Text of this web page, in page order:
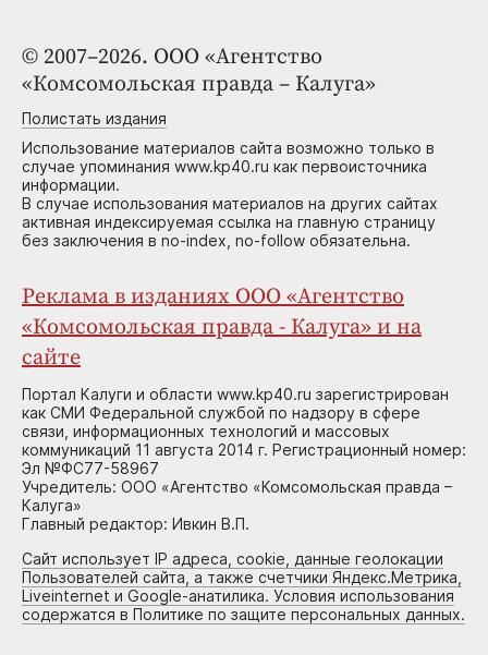
© 2007–2026. ООО «Агентство
«Комсомольская правда – Калуга»
Полистать издания
Использование материалов сайта возможно только в
случае упоминания www.kp40.ru как первоисточника
информации.
В случае использования материалов на других сайтах
активная индексируемая ссылка на главную страницу
без заключения в no-index, no-follow обязательна.
Реклама в изданиях ООО «Агентство
«Комсомольская правда - Калуга» и на
сайте
Портал Калуги и области www.kp40.ru зарегистрирован
как СМИ Федеральной службой по надзору в сфере
связи, информационных технологий и массовых
коммуникаций 11 августа 2014 г. Регистрационный номер:
Эл №ФС77-58967
Учредитель: ООО «Агентство «Комсомольская правда –
Калуга»
Главный редактор: Ивкин В.П.
Сайт использует IP адреса, cookie, данные геолокации
Пользователей сайта, а также счетчики Яндекс.Метрика,
Liveinternet и Google-анатилика. Условия использования
содержатся в Политике по защите персональных данных.